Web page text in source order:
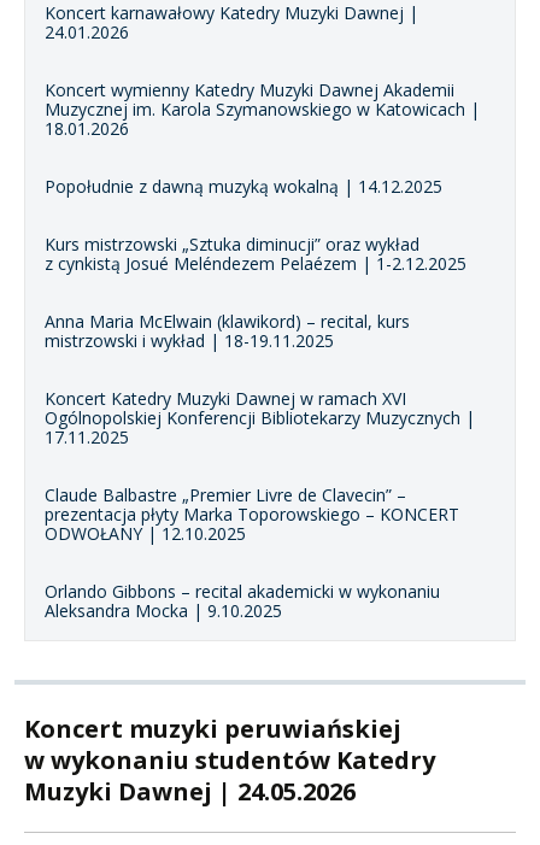
Koncert karnawałowy Katedry Muzyki Dawnej |
24.01.2026
Koncert wymienny Katedry Muzyki Dawnej Akademii
Muzycznej im. Karola Szymanowskiego w Katowicach |
18.01.2026
Popołudnie z dawną muzyką wokalną | 14.12.2025
Kurs mistrzowski „Sztuka diminucji” oraz wykład
z cynkistą Josué Meléndezem Pelaézem | 1-2.12.2025
Anna Maria McElwain (klawikord) – recital, kurs
mistrzowski i wykład | 18-19.11.2025
Koncert Katedry Muzyki Dawnej w ramach XVI
Ogólnopolskiej Konferencji Bibliotekarzy Muzycznych |
17.11.2025
Claude Balbastre „Premier Livre de Clavecin” –
prezentacja płyty Marka Toporowskiego – KONCERT
ODWOŁANY | 12.10.2025
Orlando Gibbons – recital akademicki w wykonaniu
Aleksandra Mocka | 9.10.2025
Koncert muzyki peruwiańskiej
w wykonaniu studentów Katedry
Muzyki Dawnej | 24.05.2026